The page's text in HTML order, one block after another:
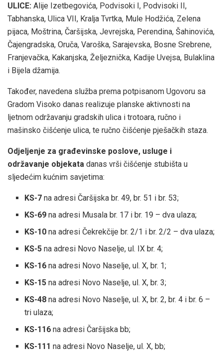
ULICE: Alije Izetbegovića, Podvisoki I, Podvisoki II,
Tabhanska, Ulica VII, Kralja Tvrtka, Mule Hodžića, Zelena
pijaca, Moštrina, Čaršijska, Jevrejska, Perendina, Šahinovića,
Čajengradska, Oruča, Varoška, Sarajevska, Bosne Srebrene,
Franjevačka, Kakanjska, Željeznička, Kadije Uvejsa, Bulaklina
i Bijela džamija.
Također, navedena služba prema potpisanom Ugovoru sa
Gradom Visoko danas realizuje planske aktivnosti na
ljetnom održavanju gradskih ulica i trotoara, ručno i
mašinsko čišćenje ulica, te ručno čišćenje pješačkih staza.
Odjeljenje za građevinske poslove, usluge i
održavanje objekata danas vrši čišćenje stubišta u
sljedećim kućnim savjetima:
KS-7na adresi Čaršijska br. 49, br. 51 i br. 53;
KS-69 na adresi Musala br. 17 i br. 19 – dva ulaza;
KS-10na adresi Čekrekčije br. 2/1 i br. 2/2 – dva ulaza;
KS-5na adresi Novo Naselje, ul. IX br. 4;
KS-16na adresi Novo Naselje, ul. X, br. 1;
KS-15na adresi Novo Naselje, ul. X, br. 3;
KS-48na adresi Novo Naselje, ul. X, br. 2, br. 4 i br. 6 –
tri ulaza;
KS-116na adresi Čaršijska bb;
KS-111na adresi Novo Naselje, ul. X, bb;